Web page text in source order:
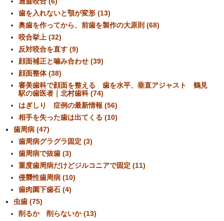
歯を入れないと顎が変形 (13)
奥歯を作ってから、前歯を製作の大原則 (68)
咬合挙上 (32)
反対咬合を直す (9)
顔面補正と噛み合わせ (39)
顔面整体 (38)
審美歯科で顔面を整える 歯を水平、垂直アジャスト 鶴見
駅の歯医者｜北村歯科 (74)
はぎしり 症例の最新情報 (56)
相手を失った歯は出てくる (10)
歯周病 (47)
歯周病グラグラ固定 (3)
歯周病で抜歯 (3)
重度歯周病だけどジルコニアで固定 (11)
侵襲性歯周病 (10)
歯肉園下歯石 (4)
虫歯 (75)
削るか 削らないか (13)